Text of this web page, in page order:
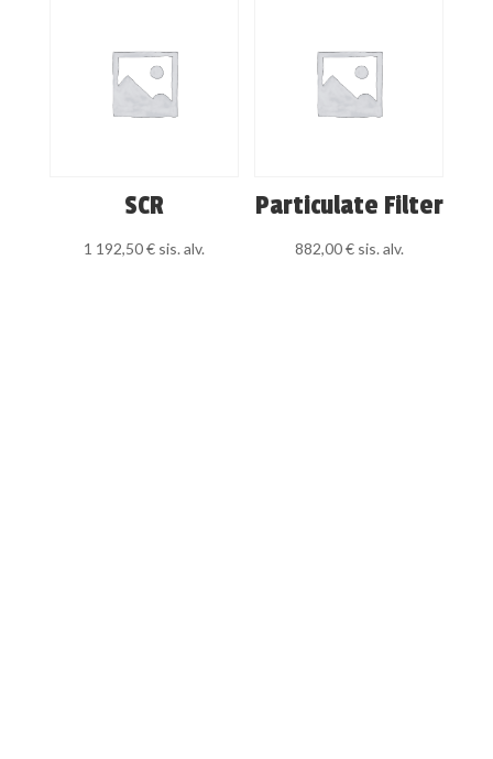
SCR
1 192,50€ sis. alv.
Particulate Filter
882,00€ sis. alv.